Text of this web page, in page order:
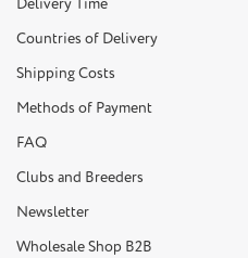
Delivery Time
Countries of Delivery
Shipping Costs
Methods of Payment
FAQ
Clubs and Breeders
Newsletter
Wholesale Shop B2B